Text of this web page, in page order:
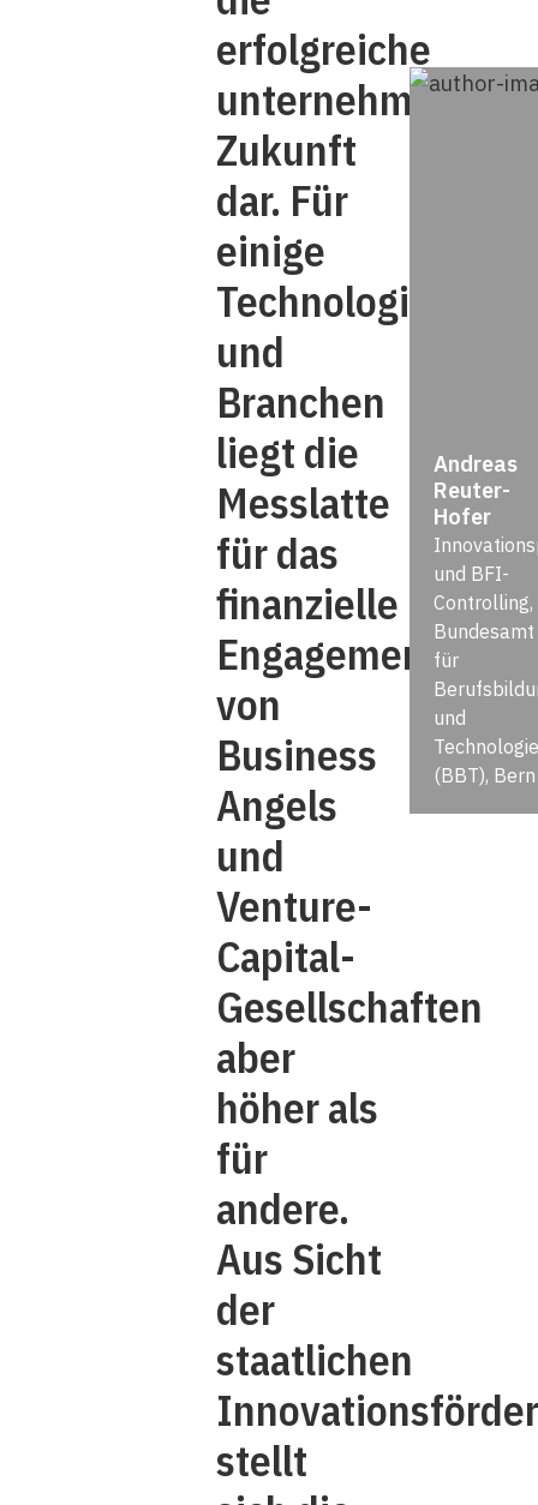
erfolgreiche
Zukunft
dar. Für
einige
Technologien
und
Branchen
liegt die
Messlatte
für das
finanzielle
Engagement
von
Business
Angels
und
Venture-
Capital-
Gesellschaften
aber
höher als
für
andere.
Aus Sicht
der
staatlichen
stellt
Andreas
Reuter-
Hofer
und BFI-
Controlling,
Bundesamt
für
und
Technologie
(BBT), Bern